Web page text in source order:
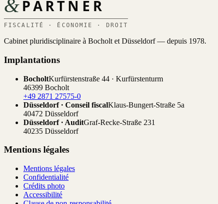
&PARTNER
FISCALITÉ · ÉCONOMIE · DROIT
Cabinet pluridisciplinaire à Bocholt et Düsseldorf — depuis 1978.
Implantations
BocholtKurfürstenstraße 44 · Kurfürstenturm
46399 Bocholt
+49 2871 27575-0
Düsseldorf · Conseil fiscalKlaus-Bungert-Straße 5a
40472 Düsseldorf
Düsseldorf · AuditGraf-Recke-Straße 231
40235 Düsseldorf
Mentions légales
Mentions légales
Confidentialité
Crédits photo
Accessibilité